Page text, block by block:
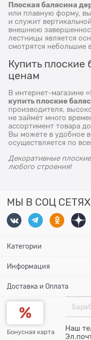
Плоская балясина
или плавную форму,
и служит
внешнюю
лестницы является
смотрятся небольшие
Купить плоские
ценам
В интернет-магазине
купить плоские
производителя,
не займёт много
ассортимент товара
Вы можете в удобное
осуществляется по
Декоративные
любого строения!
МЫ В СОЦ СЕТЯХ
Категории
Информация
Доставка и Оплата
Бонусная карта
Наш